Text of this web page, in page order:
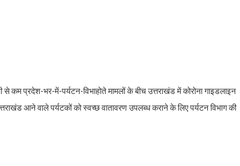
कम प्रदेश-भर-में-पर्यटन-विभाहोते मामलों के बीच उत्तराखंड में कोरोना गाइडलाइन
आने वाले पर्यटकों को स्वच्छ वातावरण उपलब्ध कराने के लिए पर्यटन विभाग की